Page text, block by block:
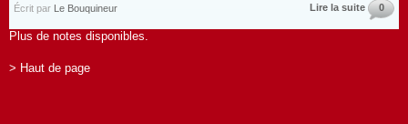
Écrit par Le Bouquineur Lire la suite 0
Plus de notes disponibles.
> Haut de page